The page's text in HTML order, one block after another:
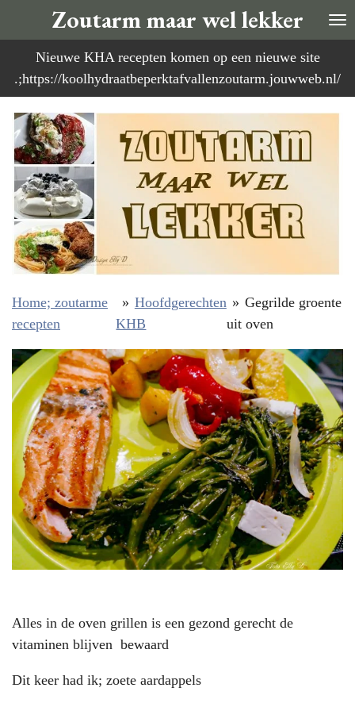
direct
naar
de
Zoutarm maar wel lekker
Nieuwe KHA recepten komen op een nieuwe site
.;https://koolhydraatbeperktafvallenzoutarm.jouwweb.nl/
Home; zoutarme
recepten
» Hoofdgerechten
KHB
» Gegrilde groente
uit oven
Alles in de oven grillen is een gezond gerecht de
vitaminen blijven bewaard
Dit keer had ik; zoete aardappels